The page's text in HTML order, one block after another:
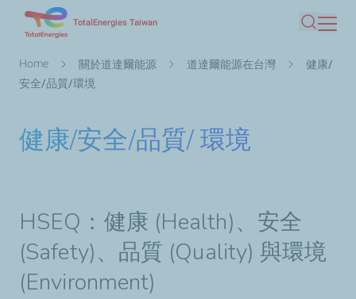
main
TotalEnergies Taiwan
Search
Breadcrumb
Home 關於道達爾能源 道達爾能源在台灣
健康/
安全/品質/環境
健康/安全/品質/ 環境
HSEQ：健康 (Health)、安全
(Safety)、品質 (Quality) 與環境
(Environment)